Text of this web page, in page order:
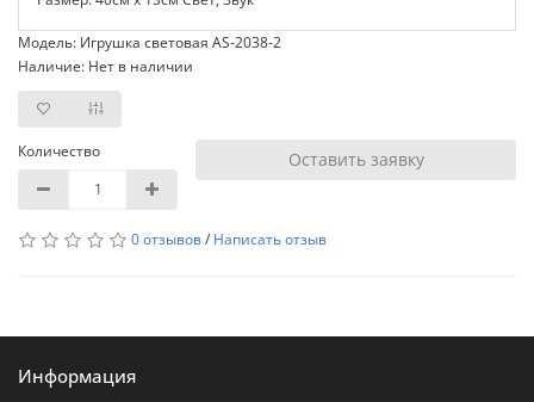
Модель: Игрушка световая AS-2038-2
Наличие: Нет в наличии
Количество Оставить заявку
0 отзывов/ Написать отзыв
Информация